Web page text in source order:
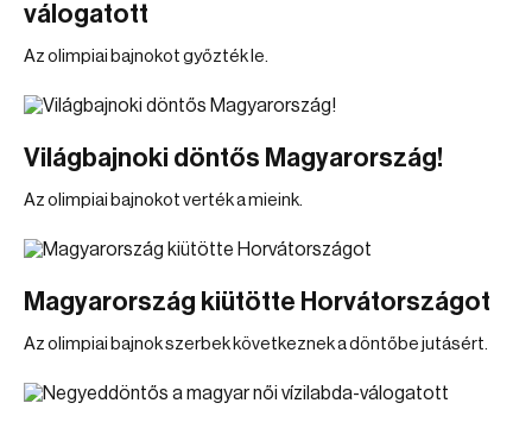
válogatott
Az olimpiai bajnokot győzték le.
Világbajnoki döntős Magyarország!
Az olimpiai bajnokot verték a mieink.
Magyarország kiütötte Horvátországot
Az olimpiai bajnok szerbek következnek a döntőbe jutásért.